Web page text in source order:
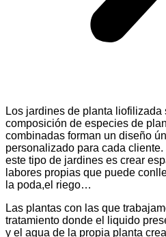
Los jardines de planta liofilizada
composición de especies de
combinadas forman un diseño
personalizado para cada
este tipo de jardines es crear
labores propias que puede
la poda,el riego…
Las plantas con las que
tratamiento donde el liquido
y el agua de la propia planta